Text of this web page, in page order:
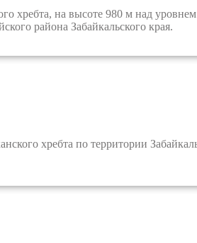
хребта, на высоте 980 м над
района Забайкальского края.
хребта по территории